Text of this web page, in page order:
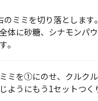
のミミを切り落としま
体に砂糖、シナモンパ
。
ミを①にのせ、クルク
ようにもう1セットつく